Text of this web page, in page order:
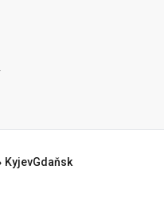
KyjevGdaňsk